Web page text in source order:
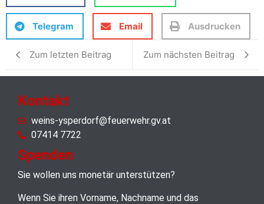
Telegram Email Ausdrucken
Zum letzten Beitrag Zum nächsten Beitrag
Kontakt
weins-ysperdorf@feuerwehr.gv.at
07414 7722
Spenden
Sie wollen uns monetär unterstützen?
Wenn Sie ihren Vorname, Nachname und das